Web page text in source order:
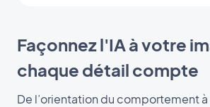
Façonnez l'IA à votre
chaque détail compte
De l’orientation du comportement